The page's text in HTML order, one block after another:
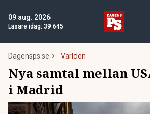
09 aug. 2026
Läsare idag: 39 645
Dagensps.se Världen
Nya samtal mellan
i Madrid